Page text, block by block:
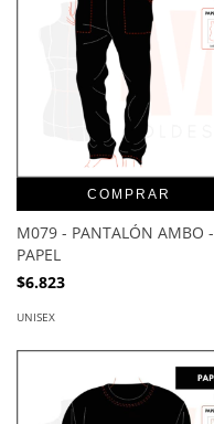
COMPRAR
M079 - PANTALÓN AMBO -
PAPEL
$6.823
UNISEX